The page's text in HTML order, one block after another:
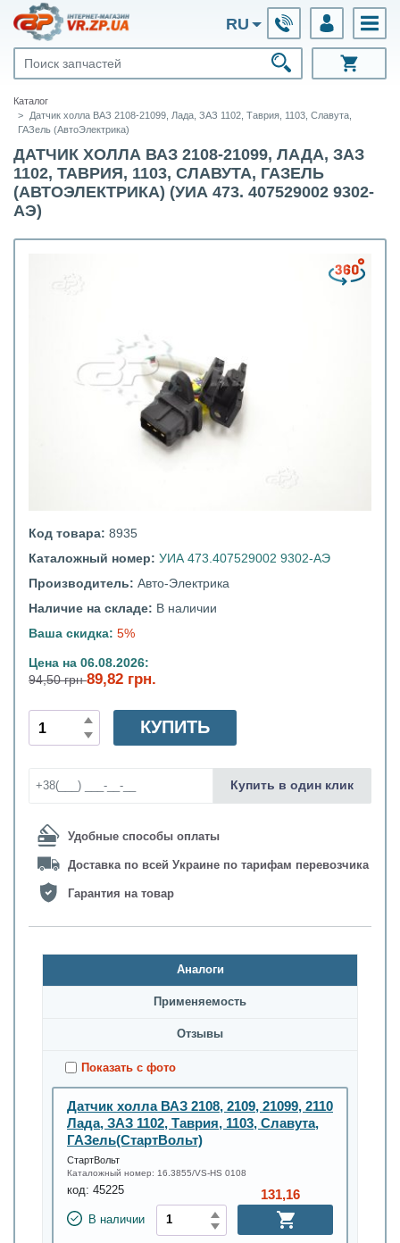
RU
Каталог
Датчик холла ВАЗ 2108-21099, Лада, ЗАЗ 1102, Таврия, 1103, Славута,
ГАЗель (АвтоЭлектрика)
ДАТЧИК ХОЛЛА ВАЗ 2108-21099, ЛАДА, ЗАЗ
1102, ТАВРИЯ, 1103, СЛАВУТА, ГАЗЕЛЬ
(АВТОЭЛЕКТРИКА) (УИА 473. 407529002 9302-
АЭ)
Код товара: 8935
Каталожный номер: УИА 473.407529002 9302-АЭ
Производитель: Авто-Электрика
Наличие на складе: В наличии
Ваша скидка: 5%
Цена на 06.08.2026:
94,50 грн89,82 грн.
Удобные способы оплаты
Доставка по всей Украине по тарифам перевозчика
Гарантия на товар
КУПИТЬ
Купить в один клик
Аналоги
Применяемость
Oтзывы
Показать с фото
Датчик холла ВАЗ 2108, 2109, 21099, 2110
Лада, ЗАЗ 1102, Таврия, 1103, Славута,
ГАЗель(СтартВольт)
СтартВольт
Каталожный номер: 16.3855/VS-HS 0108
код: 45225
В наличии
131,16